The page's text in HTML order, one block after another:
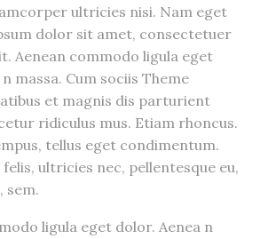
ultricies nisi. Nam eget
dolor sit amet, consectetuer
Aenean commodo ligula eget
massa. Cum sociis Theme
et magnis dis parturient
ridiculus mus. Etiam rhoncus.
tellus eget condimentum.
ultricies nec, pellentesque eu,
sem.
ligula eget dolor. Aenea n